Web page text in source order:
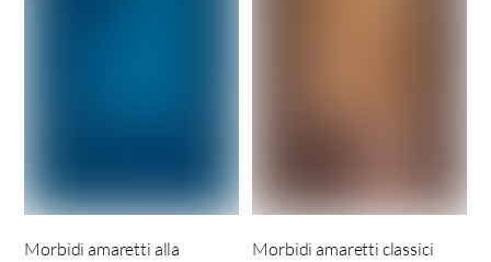
Morbidi amaretti alla
Morbidi amaretti classici